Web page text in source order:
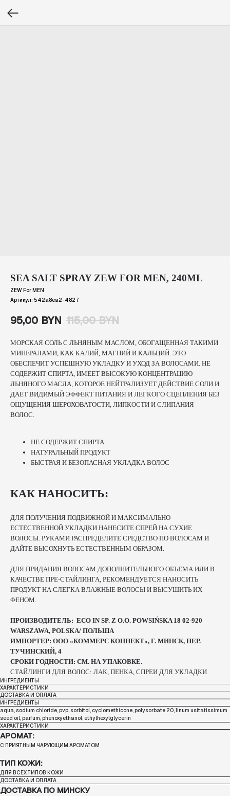
SEA SALT SPRAY ZEW FOR MEN, 240ML
ZEW For MEN
Артикул: 542a8ea2-4827
95,00 BYN 115,00 BYN
МОРСКАЯ СОЛЬ С ЛЬНЯНЫМ МАСЛОМ, ОБОГАЩЕННАЯ ТАКИМИ
МИНЕРАЛАМИ, КАК КАЛИЙ, МАГНИЙ И КАЛЬЦИЙ. ЭТО
ОБЕСПЕЧИТ УСПЕШНУЮ УКЛАДКУ И УХОД ЗА ВОЛОСАМИ. НЕ
СОДЕРЖИТ СПИРТА, ИМЕЕТ ВЫСОКУЮ КОНЦЕНТРАЦИЮ
ЛЬНЯНОГО МАСЛА, КОТОРОЕ НЕЙТРАЛИЗУЕТ ДЕЙСТВИЕ СОЛИ И
ДАЕТ ВИДИМЫЙ ЭФФЕКТ ПИТАНИЯ И ЛЕГКОГО СЦЕПЛЕНИЯ БЕЗ
ОЩУЩЕНИЯ ШЕРОХОВАТОСТИ, ЛИПКОСТИ И СЛИПАНИЯ
ВОЛОС.
НЕ СОДЕРЖИТ СПИРТА
НАТУРАЛЬНЫЙ ПРОДУКТ
БЫСТРАЯ И БЕЗОПАСНАЯ УКЛАДКА ВОЛОС
КАК НАНОСИТЬ:
ДЛЯ ПОЛУЧЕНИЯ ПОДВИЖНОЙ И МАКСИМАЛЬНО
ЕСТЕСТВЕННОЙ УКЛАДКИ НАНЕСИТЕ СПРЕЙ НА СУХИЕ
ВОЛОСЫ. РУКАМИ РАСПРЕДЕЛИТЕ СРЕДСТВО ПО ВОЛОСАМ И
ДАЙТЕ ВЫСОХНУТЬ ЕСТЕСТВЕННЫМ ОБРАЗОМ.
ДЛЯ ПРИДАНИЯ ВОЛОСАМ ДОПОЛНИТЕЛЬНОГО ОБЪЕМА ИЛИ В
КАЧЕСТВЕ ПРЕ-СТАЙЛИНГА, РЕКОМЕНДУЕТСЯ НАНОСИТЬ
ПРОДУКТ НА СЛЕГКА ВЛАЖНЫЕ ВОЛОСЫ И ВЫСУШИТЬ ИХ
ФЕНОМ.
ПРОИЗВОДИТЕЛЬ: ECO IN SP. Z O.O. POWSIŃSKA 18 02-920
WARSZAWA, POLSKA/ ПОЛЬША
ИМПОРТЕР: ООО «КОММЕРС КОННЕКТ», Г. МИНСК, ПЕР.
ТУЧИНСКИЙ, 4
СРОКИ ГОДНОСТИ: СМ. НА УПАКОВКЕ.
СТАЙЛИНГИ ДЛЯ ВОЛОС: ЛАК, ПЕНКА, СПРЕИ ДЛЯ УКЛАДКИ
ИНГРЕДИЕНТЫ
ХАРАКТЕРИСТИКИ
ДОСТАВКА И ОПЛАТА
ИНГРЕДИЕНТЫ
aqua, sodium chloride, pvp, sorbitol, cyclomethicone, polysorbate 20, linum usitatissimum
seed oil, parfum, phenoxyethanol, ethylhexylglycerin
ХАРАКТЕРИСТИКИ
АРОМАТ:
С ПРИЯТНЫМ ЧАРУЮЩИМ АРОМАТОМ
ТИП КОЖИ:
ДЛЯ ВСЕХ ТИПОВ КОЖИ
ДОСТАВКА И ОПЛАТА
ДОСТАВКА ПО МИНСКУ